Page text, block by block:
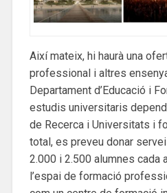
Així mateix, hi haurà una
professional i altres
Departament d’Educació i
estudis universitaris
de Recerca i Universitats i
total, es preveu donar servei
2.000 i 2.500 alumnes cada
l’espai de formació